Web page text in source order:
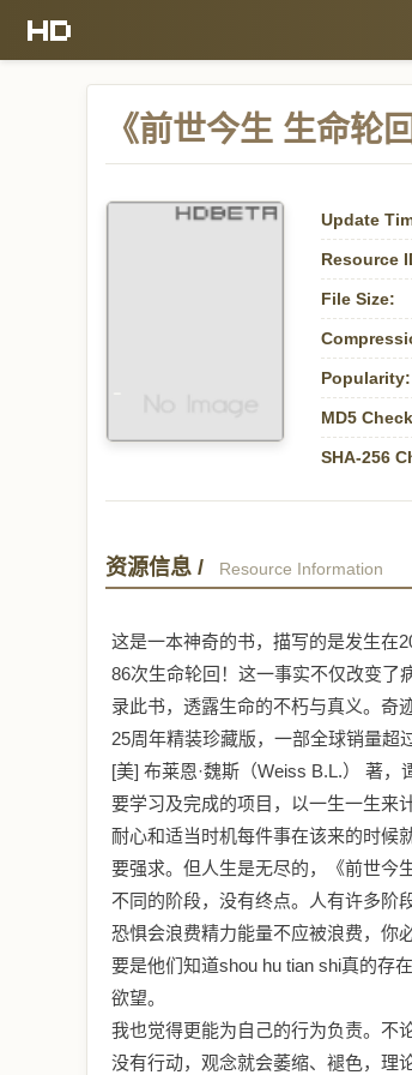
《前世今生 生命轮
Update
Resource
File Size:
Popularity:
MD5
SHA-256
资源信息 / Resource Information
这是一本神奇的书，描写的是发生在
86次生命轮回！这一事实不仅改变了
录此书，透露生命的不朽与真义。奇
25周年精装珍藏版，一部全球销量超
[美] 布莱恩·魏斯（Weiss B.L.） 著，
要学习及完成的项目，以一生一生来
耐心和适当时机每件事在该来的时候
要强求。但人生是无尽的，《前世今
不同的阶段，没有终点。人有许多阶
恐惧会浪费精力能量不应被浪费，你
要是他们知道shou hu tian shi真的存
欲望。
我也觉得更能为自己的行为负责。不
没有行动，观念就会萎缩、褪色，理